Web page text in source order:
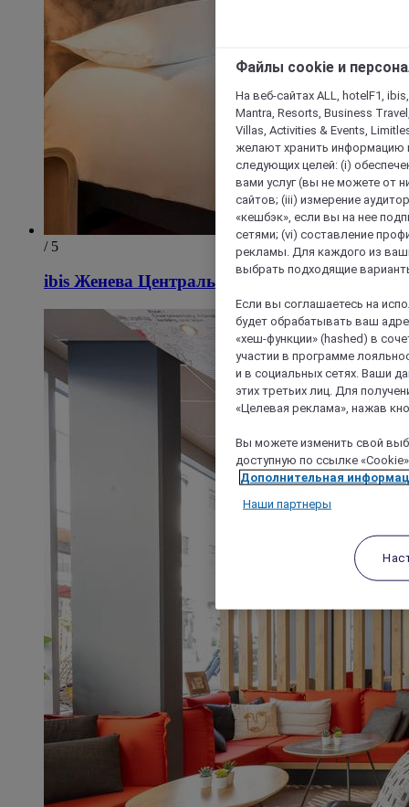
/ 5
ibis Женева Центральный Вокзал
Файлы cookie и
На веб-сайтах ALL, hotelF1,
Mantra, Resorts, Business
Villas, Activities & Events,
желают хранить информацию
следующих целей: (i)
вами услуг (вы не можете от
сайтов; (iii) измерение
«кешбэк», если вы на нее
сетями; (vi) составление
рекламы. Для каждого из
выбрать подходящие
Если вы соглашаетесь на
будет обрабатывать ваш
«хеш-функции» (hashed) в
участии в программе
и в социальных сетях. Ваши
этих третьих лиц. Для
«Целевая реклама», нажав
Вы можете изменить свой
доступную по ссылке
Дополнительная
Наши партнеры